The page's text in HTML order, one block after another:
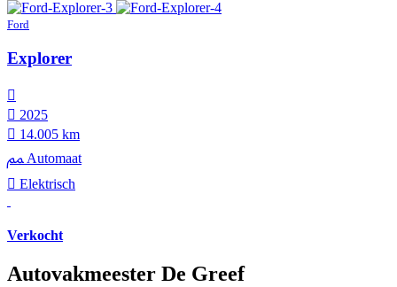
Ford
Explorer
2025
14.005 km
Automaat
Elektrisch
Verkocht
Autovakmeester De Greef